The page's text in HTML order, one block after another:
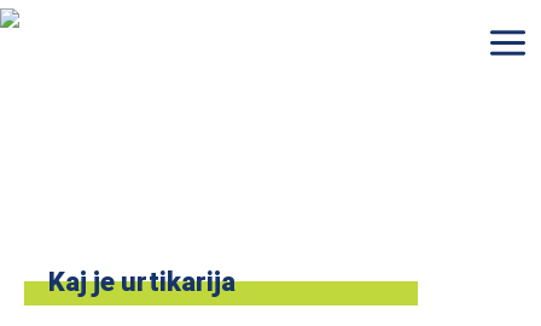
Skip
Kaj je urtikarija